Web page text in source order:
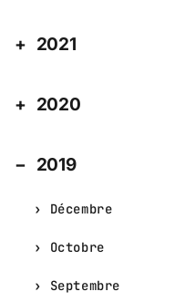
2021
2020
2019
Décembre
Octobre
Septembre